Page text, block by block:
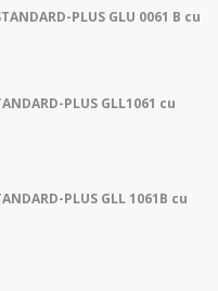
PLUS GLU 0061 B cu
PLUS GLL1061 cu
PLUS GLL 1061B cu